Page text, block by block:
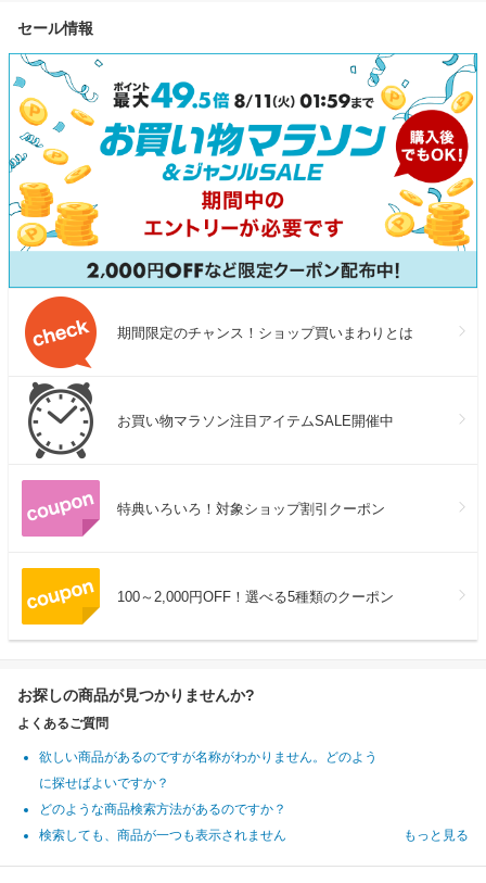
品 離乳食 お弁当 プロテイン
無料
防災 停電 台風 キャンプ 車中
セール情報
期間限定のチャンス！ショップ買いまわりとは
お買い物マラソン注目アイテムSALE開催中
特典いろいろ！対象ショップ割引クーポン
100～2,000円OFF！選べる5種類のクーポン
お探しの商品が見つかりませんか?
よくあるご質問
欲しい商品があるのですが名称がわかりません。どのよう
に探せばよいですか？
どのような商品検索方法があるのですか？
検索しても、商品が一つも表示されません
もっと見る